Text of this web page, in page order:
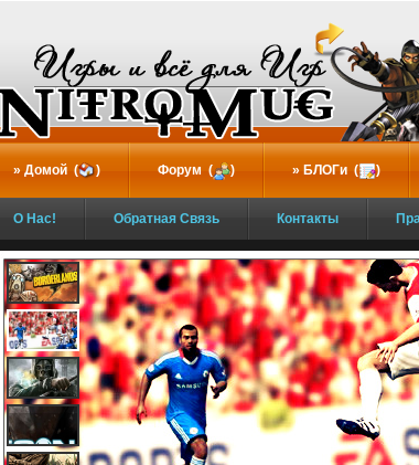
Домой ( ) Форум ( ) БЛОГи ( )
О Нас! Обратная Связь Контакты